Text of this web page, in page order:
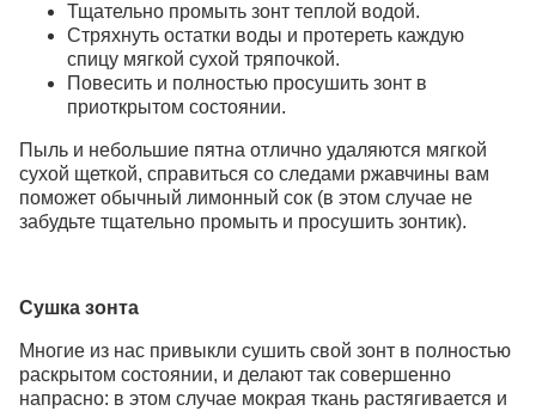
Тщательно промыть зонт теплой водой.
Стряхнуть остатки воды и протереть каждую
спицу мягкой сухой тряпочкой.
Повесить и полностью просушить зонт в
приоткрытом состоянии.
Пыль и небольшие пятна отлично удаляются мягкой
сухой щеткой, справиться со следами ржавчины вам
поможет обычный лимонный сок (в этом случае не
забудьте тщательно промыть и просушить зонтик).
Сушка зонта
Многие из нас привыкли сушить свой зонт в полностью
раскрытом состоянии, и делают так совершенно
напрасно: в этом случае мокрая ткань растягивается и